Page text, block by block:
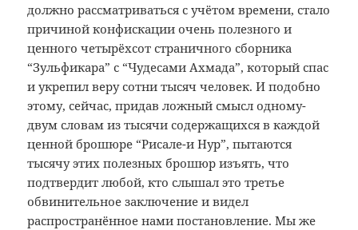
должно рассматриваться с учётом времени, стало
причиной конфискации очень полезного и
ценного четырёхсот страничного сборника
“Зульфикара” с “Чудесами Ахмада”, который спас
и укрепил веру сотни тысяч человек. И подобно
этому, сейчас, придав ложный смысл одному-
двум словам из тысячи содержащихся в каждой
ценной брошюре “Рисале-и Нур”, пытаются
тысячу этих полезных брошюр изъять, что
подтвердит любой, кто слышал это третье
обвинительное заключение и видел
распространённое нами постановление. Мы же